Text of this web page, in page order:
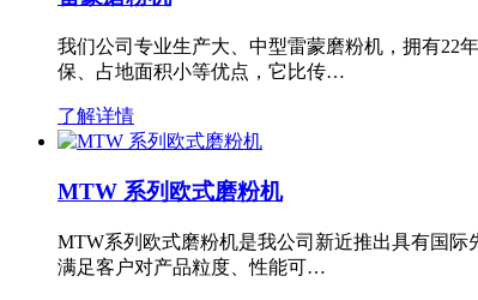
我们公司专业生产大、中型雷蒙磨粉机，拥有22
保、占地面积小等优点，它比传…
了解详情
MTW 系列欧式磨粉机
MTW系列欧式磨粉机是我公司新近推出具有国
满足客户对产品粒度、性能可…